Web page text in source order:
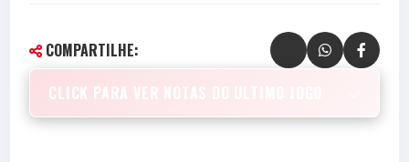
COMPARTILHE:
CLICK PARA VER NOTAS DO ULTIMO JOGO